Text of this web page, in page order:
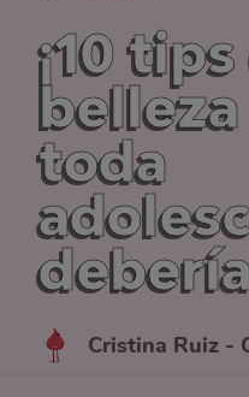
¡10
toda
Cristina Ruiz -